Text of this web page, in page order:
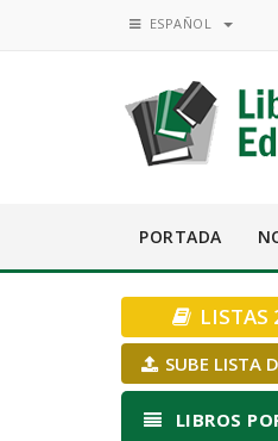
ESPAÑOL
PORTADA
LISTAS
SUBE LISTA
LIBROS